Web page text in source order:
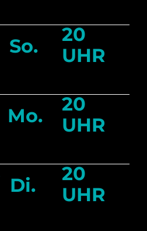
So.
20
UHR
Mo.
20
UHR
Di.
20
UHR